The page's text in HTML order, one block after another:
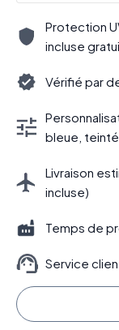
Protection
incluse
Vérifié par
bleue,
Livraison
incluse)
Temps de
Service